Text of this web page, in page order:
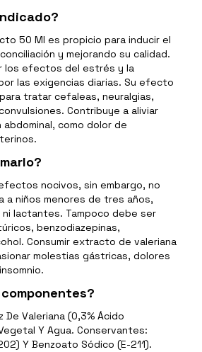
50 Ml es propicio para inducir el
y mejorando su calidad.
los efectos del estrés y la
las exigencias diarias. Su efecto
tratar cefaleas, neuralgias,
Contribuye a aliviar
como dolor de
nocivos, sin embargo, no
a niños menores de tres años,
ni lactantes. Tampoco debe ser
benzodiazepinas,
Consumir extracto de valeriana
molestias gástricas, dolores
Valeriana (0,3% Ácido
Y Agua. Conservantes:
Y Benzoato Sódico (E-211).